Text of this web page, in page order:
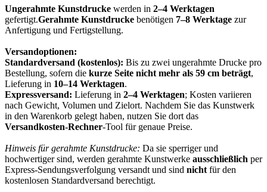
Ungerahmte Kunstdrucke werden in 2–4 Werktagen
gefertigt.Gerahmte Kunstdrucke benötigen 7–8 Werktage zur
Anfertigung und Fertigstellung.
Versandoptionen:
Standardversand (kostenlos): Bis zu zwei ungerahmte Drucke pro
Bestellung, sofern die kurze Seite nicht mehr als 59 cm beträgt,
Lieferung in 10–14 Werktagen.
Expressversand: Lieferung in 2–4 Werktagen; Kosten variieren
nach Gewicht, Volumen und Zielort. Nachdem Sie das Kunstwerk
in den Warenkorb gelegt haben, nutzen Sie dort das
Versandkosten-Rechner-Tool für genaue Preise.
Hinweis für gerahmte Kunstdrucke: Da sie sperriger und
hochwertiger sind, werden gerahmte Kunstwerke ausschließlich per
Express-Sendungsverfolgung versandt und sind nicht für den
kostenlosen Standardversand berechtigt.